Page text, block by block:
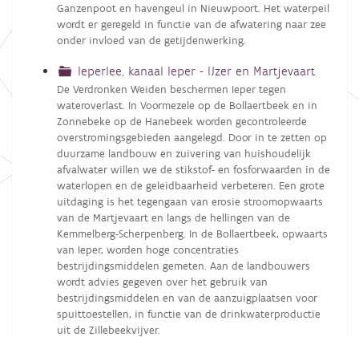
Ganzenpoot en havengeul in Nieuwpoort. Het waterpeil
wordt er geregeld in functie van de afwatering naar zee
onder invloed van de getijdenwerking.
Ieperlee, kanaal Ieper - IJzer en Martjevaart
De Verdronken Weiden beschermen Ieper tegen
wateroverlast. In Voormezele op de Bollaertbeek en in
Zonnebeke op de Hanebeek worden gecontroleerde
overstromingsgebieden aangelegd. Door in te zetten op
duurzame landbouw en zuivering van huishoudelijk
afvalwater willen we de stikstof- en fosforwaarden in de
waterlopen en de geleidbaarheid verbeteren. Een grote
uitdaging is het tegengaan van erosie stroomopwaarts
van de Martjevaart en langs de hellingen van de
Kemmelberg-Scherpenberg. In de Bollaertbeek, opwaarts
van Ieper, worden hoge concentraties
bestrijdingsmiddelen gemeten. Aan de landbouwers
wordt advies gegeven over het gebruik van
bestrijdingsmiddelen en van de aanzuigplaatsen voor
spuittoestellen, in functie van de drinkwaterproductie
uit de Zillebeekvijver.